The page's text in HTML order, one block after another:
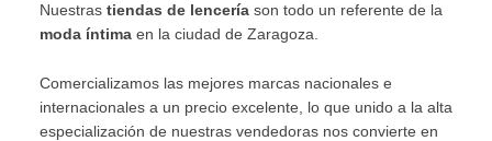
Nuestras tiendas de lenceríason todo un referente de la
moda íntimaen la ciudad de Zaragoza.
Comercializamos las mejores marcas nacionales e
internacionales a un precio excelente, lo que unido a la alta
especialización de nuestras vendedoras nos convierte en